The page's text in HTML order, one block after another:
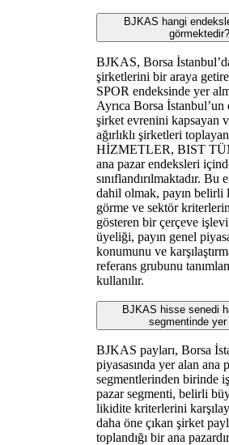
BJKAS hangi
görmektedir?
BJKAS, Borsa
şirketlerini bir araya
SPOR endeksinde yer
Ayrıca Borsa İstanbul’un
şirket evrenini kapsayan
ağırlıklı şirketleri
HİZMETLER, BIST
ana pazar endeksleri
sınıflandırılmaktadır. Bu
dahil olmak, payın belirli
görme ve sektör kriterlerini
gösteren bir çerçeve
üyeliği, payın genel
konumunu ve
referans grubunu
kullanılır.
BJKAS hisse senedi
segmentinde yer
BJKAS payları, Borsa
piyasasında yer alan ana
segmentlerinden birinde
pazar segmenti, belirli
likidite kriterlerini
daha öne çıkan şirket
toplandığı bir ana